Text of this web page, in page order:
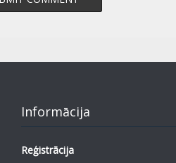
Informācija
Reģistrācija